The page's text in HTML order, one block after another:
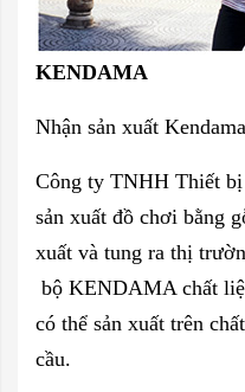
KENDAMA
Nhận sản xuất
Công ty TNHH Thiết
sản xuất đồ chơi bằng
xuất và tung ra thị
bộ KENDAMA chất
có thể sản xuất trên
cầu.